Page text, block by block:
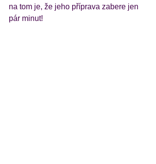
na tom je, že jeho příprava zabere jen
pár minut!